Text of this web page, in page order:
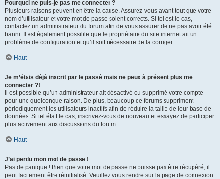
Pourquoi ne puis-je pas me connecter ?
Plusieurs raisons peuvent en être la cause. Assurez-vous avant tout que votre
nom d’utilisateur et votre mot de passe soient corrects. Si tel est le cas,
contactez un administrateur du forum afin de vous assurer de ne pas avoir été
banni. Il est également possible que le propriétaire du site internet ait un
problème de configuration et qu’il soit nécessaire de la corriger.
Haut
Je m’étais déjà inscrit par le passé mais ne peux à présent plus me
connecter ?!
Il est possible qu’un administrateur ait désactivé ou supprimé votre compte
pour une quelconque raison. De plus, beaucoup de forums suppriment
périodiquement les utilisateurs inactifs afin de réduire la taille de leur base de
données. Si tel était le cas, inscrivez-vous de nouveau et essayez de participer
plus activement aux discussions du forum.
Haut
J’ai perdu mon mot de passe !
Pas de panique ! Bien que votre mot de passe ne puisse pas être récupéré, il
peut facilement être réinitialisé. Veuillez vous rendre sur la page de connexion